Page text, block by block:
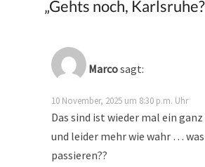
„Gehts noch,
Marcosagt:
10 November, 2025 um 8:30 p.m. Uhr
Das sind ist wieder mal ein
und leider mehr wie wahr …
passieren??